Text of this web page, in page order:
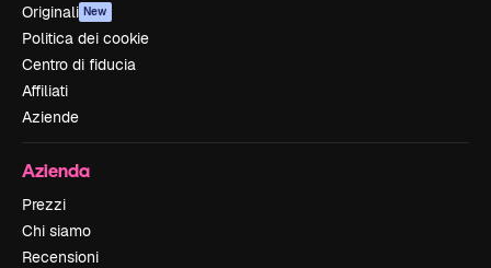
Originali New
Politica dei cookie
Centro di fiducia
Affiliati
Aziende
Azienda
Prezzi
Chi siamo
Recensioni